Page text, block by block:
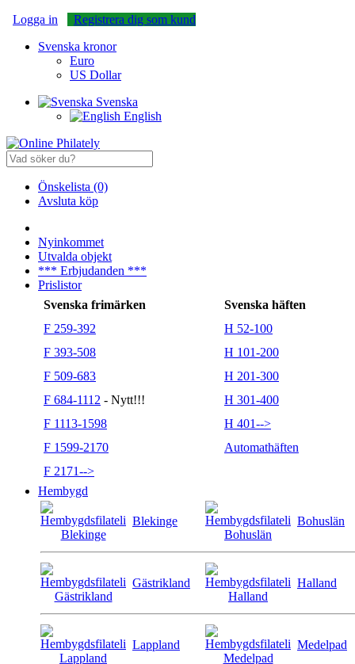
Logga in
Registrera dig som kund
Svenska kronor
Euro
US Dollar
Svenska
English
Önskelista (0)
Avsluta köp
Nyinkommet
Utvalda objekt
*** Erbjudanden ***
Prislistor
Svenska frimärken
Svenska häften
F 259-392
H 52-100
F 393-508
H 101-200
F 509-683
H 201-300
F 684-1112 - Nytt!!!
H 301-400
F 1113-1598
H 401-->
F 1599-2170
Automathäften
F 2171-->
Hembygd
Blekinge Bohuslän
Gästrikland Halland
Lappland Medelpad